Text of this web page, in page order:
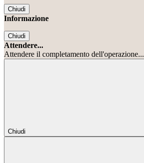
Chiudi
Informazione
Chiudi
Attendere...
Attendere il completamento dell'operazione...
Chiudi